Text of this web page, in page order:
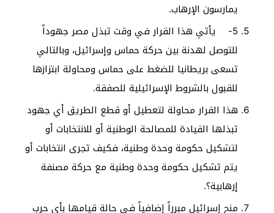
يمارسون الإرهاب.
5- يأتي هذا القرار في وقت تبذل مصر جهوداً
للتوصل لهدنة بين حركة حماس وإسرائيل، وبالتالي
تسعى بريطانيا للضغط على حماس ومحاولة ابتزازها
للقبول بالشروط الإسرائيلية للصفقة.
هذا القرار محاولة لتعطيل أو قطع الطريق أي جهود
تبذلها القيادة للمصالحة الوطنية أو للانتخابات أو
لتشكيل حكومة وحدة وطنية، فكيف تجرى انتخابات أو
يتم تشكيل حكومة وحدة وطنية مع حركة مصنفة
إرهابية؟.
منح إسرائيل مبرراً إضافياً في حالة قيامها بأي حرب